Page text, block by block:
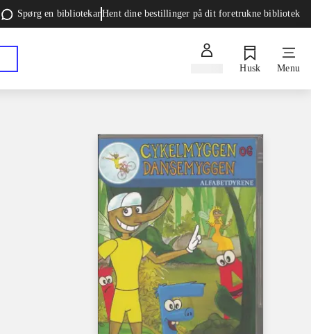
Spørg en bibliotekarHent dine bestillinger på dit foretrukne bibliotek
Husk Menu